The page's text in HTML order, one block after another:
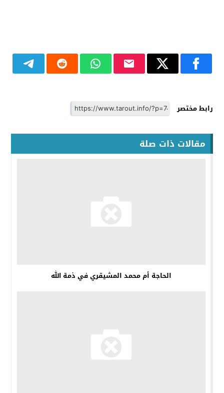
رابط مختصر
مقالات ذات صلة
الحاجة أم محمد المشيقري في ذمة الله